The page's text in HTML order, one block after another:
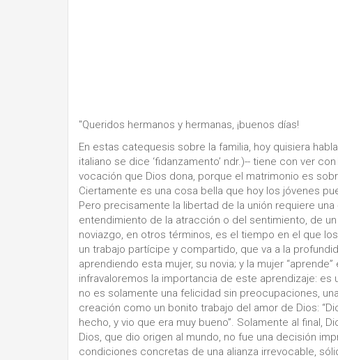
"Queridos hermanos y hermanas, ¡buenos días!
En estas catequesis sobre la familia, hoy quisiera
italiano se dice ‘fidanzamento’ ndr.)-- tiene con ver
vocación que Dios dona, porque el matrimonio es
Ciertamente es una cosa bella que hoy los jóvenes
Pero precisamente la libertad de la unión requiere
entendimiento de la atracción o del sentimiento, de
noviazgo, en otros términos, es el tiempo en el que
un trabajo partícipe y compartido, que va a la
aprendiendo esta mujer, su novia; y la mujer
infravaloremos la importancia de este aprendizaje:
no es solamente una felicidad sin preocupaciones,
creación como un bonito trabajo del amor de Dios:
hecho, y vio que era muy bueno”. Solamente al final,
Dios, que dio origen al mundo, no fue una decisión
condiciones concretas de una alianza irrevocable,